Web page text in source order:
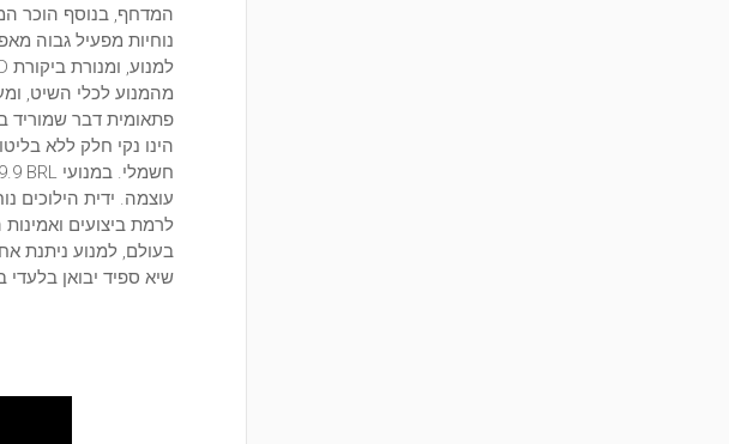
נוחיות מפעיל גבוה
מהמנוע לכלי השיט,
פתאומית דבר שמוריד
הינו נקי חלק ללא
בעולם, למנוע ניתנת אחריות של
שיא ספיד יבואן